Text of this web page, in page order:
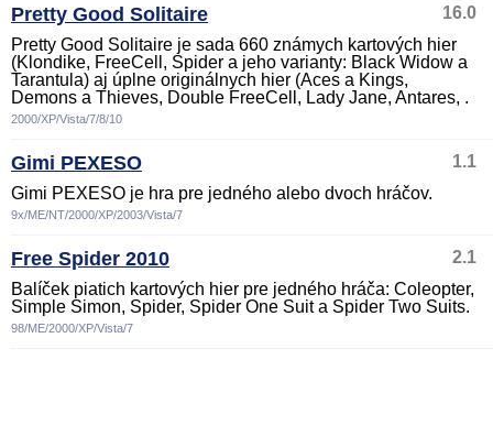
Pretty Good Solitaire
16.0
Pretty Good Solitaire je sada 660 známych kartových hier
(Klondike, FreeCell, Spider a jeho varianty: Black Widow a
Tarantula) aj úplne originálnych hier (Aces a Kings,
Demons a Thieves, Double FreeCell, Lady Jane, Antares, .
2000/XP/Vista/7/8/10
Gimi PEXESO
1.1
Gimi PEXESO je hra pre jedného alebo dvoch hráčov.
9x/ME/NT/2000/XP/2003/Vista/7
Free Spider 2010
2.1
Balíček piatich kartových hier pre jedného hráča: Coleopter,
Simple Simon, Spider, Spider One Suit a Spider Two Suits.
98/ME/2000/XP/Vista/7